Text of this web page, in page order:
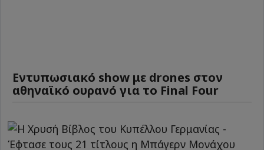
Εντυπωσιακό show με drones στον
αθηναϊκό ουρανό για το Final Four